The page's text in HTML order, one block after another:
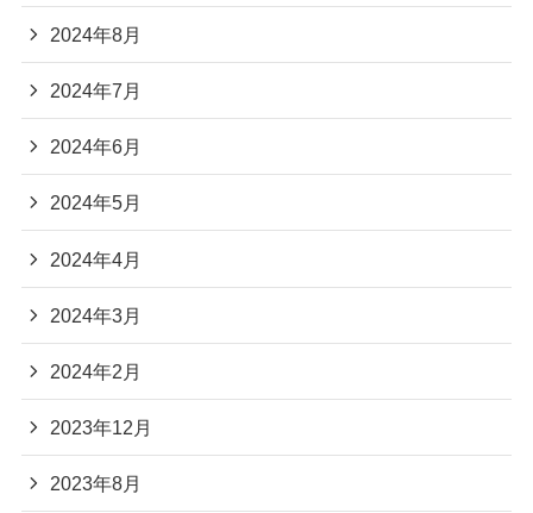
2024年8月
2024年7月
2024年6月
2024年5月
2024年4月
2024年3月
2024年2月
2023年12月
2023年8月